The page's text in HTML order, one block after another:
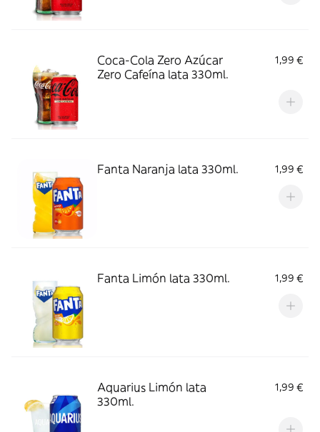
Coca-Cola Zero Azúcar
Zero Cafeína lata 330ml.
1,99 €
Fanta Naranja lata 330ml. 1,99 €
Fanta Limón lata 330ml. 1,99 €
Aquarius Limón lata
330ml.
1,99 €